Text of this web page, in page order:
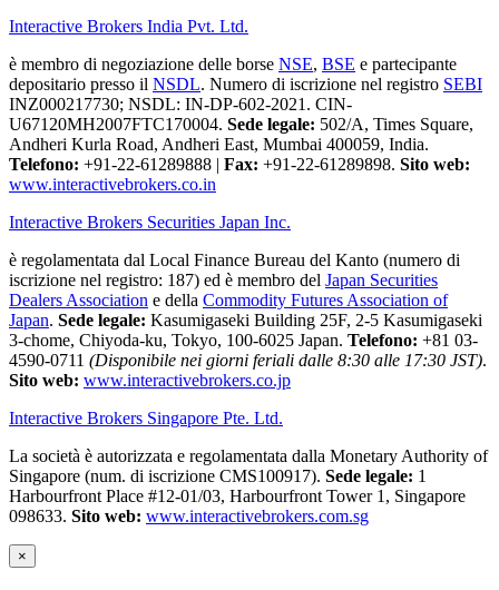
Interactive Brokers India Pvt. Ltd.
è membro di negoziazione delle borse NSE, BSE e partecipante
depositario presso il NSDL. Numero di iscrizione nel registro SEBI
INZ000217730; NSDL: IN-DP-602-2021. CIN-
U67120MH2007FTC170004. Sede legale: 502/A, Times Square,
Andheri Kurla Road, Andheri East, Mumbai 400059, India.
Telefono: +91-22-61289888 | Fax: +91-22-61289898. Sito web:
www.interactivebrokers.co.in
Interactive Brokers Securities Japan Inc.
è regolamentata dal Local Finance Bureau del Kanto (numero di
iscrizione nel registro: 187) ed è membro del Japan Securities
Dealers Association e della Commodity Futures Association of
Japan. Sede legale: Kasumigaseki Building 25F, 2-5 Kasumigaseki
3-chome, Chiyoda-ku, Tokyo, 100-6025 Japan. Telefono: +81 03-
4590-0711 (Disponibile nei giorni feriali dalle 8:30 alle 17:30 JST).
Sito web: www.interactivebrokers.co.jp
Interactive Brokers Singapore Pte. Ltd.
La società è autorizzata e regolamentata dalla Monetary Authority of
Singapore (num. di iscrizione CMS100917). Sede legale: 1
Harbourfront Place #12-01/03, Harbourfront Tower 1, Singapore
098633. Sito web: www.interactivebrokers.com.sg
×